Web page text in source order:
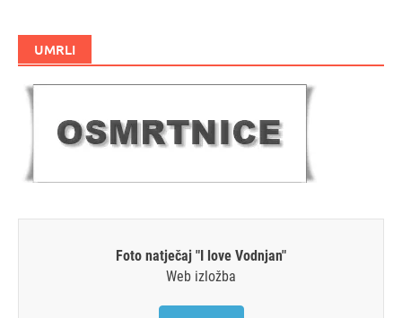
UMRLI
Foto natječaj "I love Vodnjan"
Web izložba